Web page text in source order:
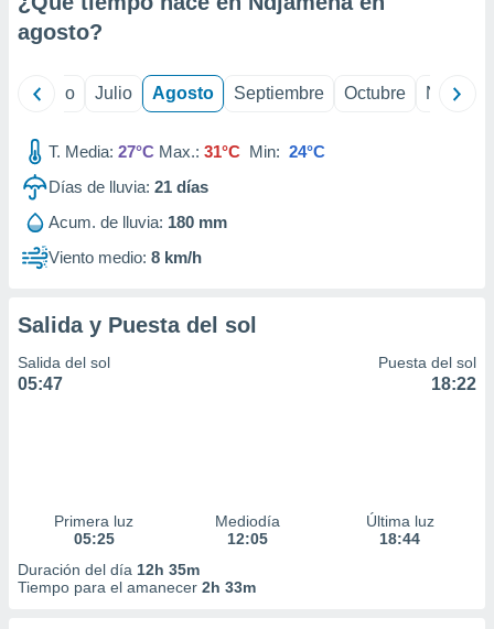
e
publicidad
publicidad
de
agosto?
Junio Julio Agosto Septiembre Octubre
T. Media: 27°C Max.: 31°C Min: 24°C
Días de lluvia: 21 días
Acum. de lluvia: 180 mm
Viento medio: 8 km/h
Salida y Puesta del sol
Salida del sol
05:47
Puesta del sol
18:22
Primera luz
05:25
Mediodía
12:05
Última luz
18:44
Duración del día 12h 35m
Tiempo para el amanecer 2h 33m